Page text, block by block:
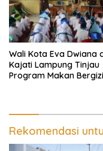
Wali Kota Eva Dwiana
Kajati Lampung Tinjau
Program Makan Bergizi
Rekomendasi